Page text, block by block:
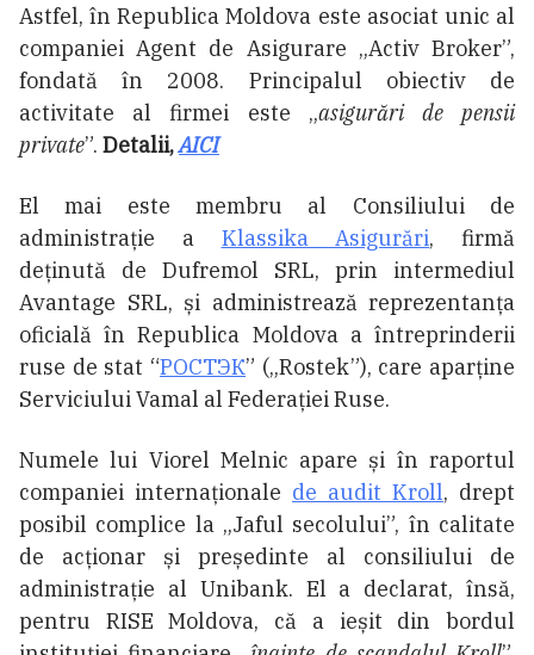
Astfel, în Republica Moldova este asociat unic al
companiei Agent de Asigurare „Activ Broker”,
fondată în 2008. Principalul obiectiv de
activitate al firmei este „asigurări de pensii
private”. Detalii,AICI
El mai este membru al Consiliului de
administrație a Klassika Asigurări, firmă
deținută de Dufremol SRL, prin intermediul
Avantage SRL, și administrează reprezentanța
oficială în Republica Moldova a întreprinderii
ruse de stat “РОСТЭК” („Rostek”), care aparține
Serviciului Vamal al Federației Ruse.
Numele lui Viorel Melnic apare și în raportul
companiei internaționale de audit Kroll, drept
posibil complice la „Jaful secolului”, în calitate
de acționar și președinte al consiliului de
administrație al Unibank. El a declarat, însă,
pentru RISE Moldova, că a ieșit din bordul